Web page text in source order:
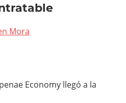
Mora
Economy llegó a la